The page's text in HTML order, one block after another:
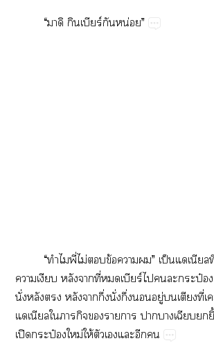
“​​ร์​​น่”
“​​ี่​ไม่​​ข้​​”​ป็
​​​​ี่​​ร์​​​​ป๋
ั่​​​​​ึ่​ั่​ึ่​​ู่​​​ี่​
ปิ​ป๋​ม่​ให้​​​​​